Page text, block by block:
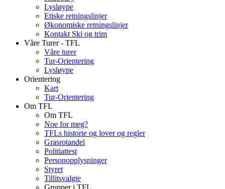
Lysløype
Etiske retningslinjer
Økonomiske retningslinjer
Kontakt Ski og trim
Våre Turer - TFL
Våre turer
Tur-Orientering
Lysløype
Orientering
Kart
Tur-Orientering
Om TFL
Om TFL
Noe for meg?
TFLs historie og lover og regler
Grasrotandel
Politiattest
Personopplysninger
Styret
Tillitsvalgte